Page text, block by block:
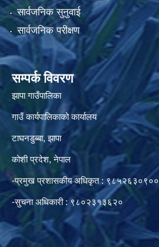
सार्वजनिक सुनुवाई
सार्वजनिक परीक्षण
सम्पर्क विवरण
झापा गाउँपालिका
गाउँ कार्यपालिकाको कार्यालय
टाघनडुब्बा, झापा
कोशी प्रदेश, नेपाल
-प्रमुख प्रशासकीय अधिकृत : ९८५२६३०९००
-सुचना अधिकारी : ९८०२३१३६२०